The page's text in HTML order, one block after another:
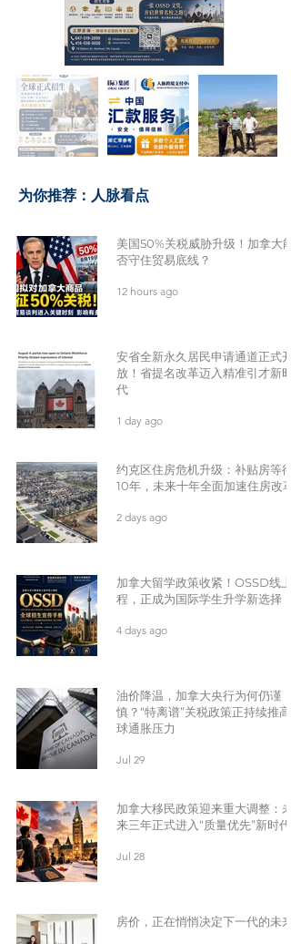
​为你推荐：人脉看点
美国50%关税威胁升级！加拿大能
否守住贸易底线？
12 hours ago
安省全新永久居民申请通道正式开
放！省提名改革迈入精准引才新时
代
1 day ago
约克区住房危机升级：补贴房等待
10年，未来十年全面加速住房改革
2 days ago
加拿大留学政策收紧！OSSD线上
程，正成为国际学生升学新选择
4 days ago
油价降温，加拿大央行为何仍谨
慎？“特离谱”关税政策正持续推高
球通胀压力
Jul 29
加拿大移民政策迎来重大调整：未
来三年正式进入“质量优先”新时代
Jul 28
房价，正在悄悄决定下一代的未来